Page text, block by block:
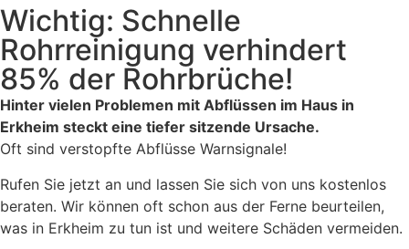
Wichtig: Schnelle
Rohrreinigung verhindert
85% der Rohrbrüche!
Hinter vielen Problemen mit Abflüssen im Haus in
Erkheim steckt eine tiefer sitzende Ursache.
Oft sind verstopfte Abflüsse Warnsignale!
Rufen Sie jetzt an und lassen Sie sich von uns kostenlos
beraten. Wir können oft schon aus der Ferne beurteilen,
was in Erkheim zu tun ist und weitere Schäden vermeiden.